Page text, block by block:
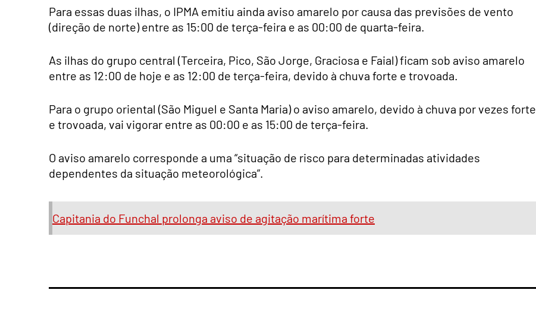
Para essas duas ilhas, o IPMA emitiu ainda aviso amarelo por causa das previsões de vento
(direção de norte) entre as 15:00 de terça-feira e as 00:00 de quarta-feira.
As ilhas do grupo central (Terceira, Pico, São Jorge, Graciosa e Faial) ficam sob aviso amarelo
entre as 12:00 de hoje e as 12:00 de terça-feira, devido à chuva forte e trovoada.
Para o grupo oriental (São Miguel e Santa Maria) o aviso amarelo, devido à chuva por vezes forte
e trovoada, vai vigorar entre as 00:00 e as 15:00 de terça-feira.
O aviso amarelo corresponde a uma “situação de risco para determinadas atividades
dependentes da situação meteorológica”.
Capitania do Funchal prolonga aviso de agitação marítima forte